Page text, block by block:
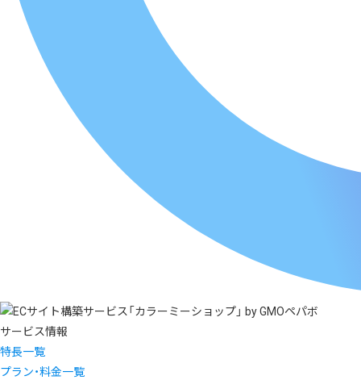
サービス情報
特長一覧
プラン・料金一覧